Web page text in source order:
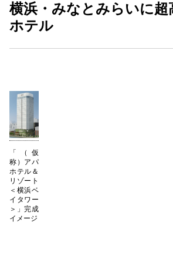
横浜・みなとみらいに超
ホテル
「（仮
称）アパ
ホテル＆
リゾート
＜横浜ベ
イタワー
＞」完成
イメージ